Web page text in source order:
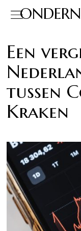
Een
tussen
Kraken